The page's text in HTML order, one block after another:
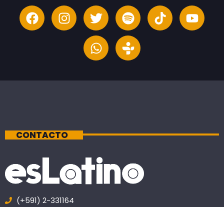
CONTACTO
(+591) 2-331164